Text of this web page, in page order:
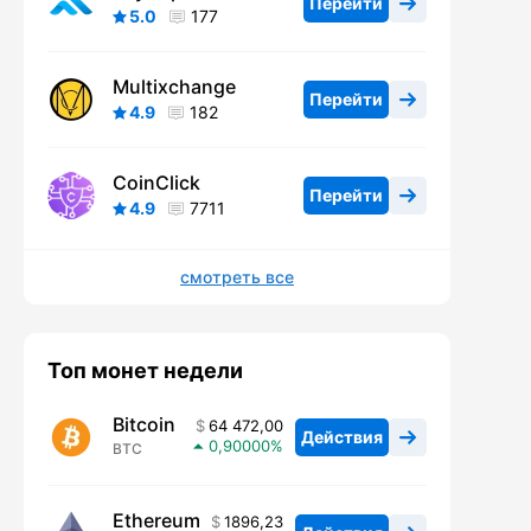
5.0 177
Multixchange
4.9 182
Перейти
CoinClick
4.9 7711
Перейти
смотреть все
Топ монет недели
Bitcoin
BTC
64 472,00
0,90000
Действия
Ethereum
1896,23